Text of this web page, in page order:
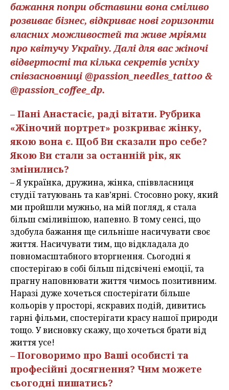
бажання попри обставини вона сміливо
розвиває бізнес, відкриває нові горизонти
власних можливостей та живе мріями
про квітучу Україну. Далі для вас жіночі
відвертості та кілька секретів успіху
співзасновниці @passion_needles_tattoo &
@passion_coffee_dp.
– Пані Анастасіє, раді вітати. Рубрика
«Жіночий портрет» розкриває жінку,
якою вона є. Щоб Ви сказали про себе?
Якою Ви стали за останній рік, як
змінились?
– Я українка, дружина, жінка, співвласниця
студії татуювань та кав’ярні. Стосовно року, який
ми пройшли мужньо, на мій погляд, я стала
більш сміливішою, напевно. В тому сенсі, що
здобула бажання ще сильніше насичувати своє
життя. Насичувати тим, що відкладала до
повномасштабного вторгнення. Сьогодні я
спостерігаю в собі більш підсвічені емоції, та
прагну наповнювати життя чимось позитивним.
Наразі дуже хочеться спостерігати більше
кольорів у просторі, яскравих подій, дивитись
гарні фільми, спостерігати красу нашої природи
тощо. У висновку скажу, що хочеться брати від
життя усе!
– Поговоримо про Ваші особисті та
професійні досягнення? Чим можете
сьогодні пишатись?